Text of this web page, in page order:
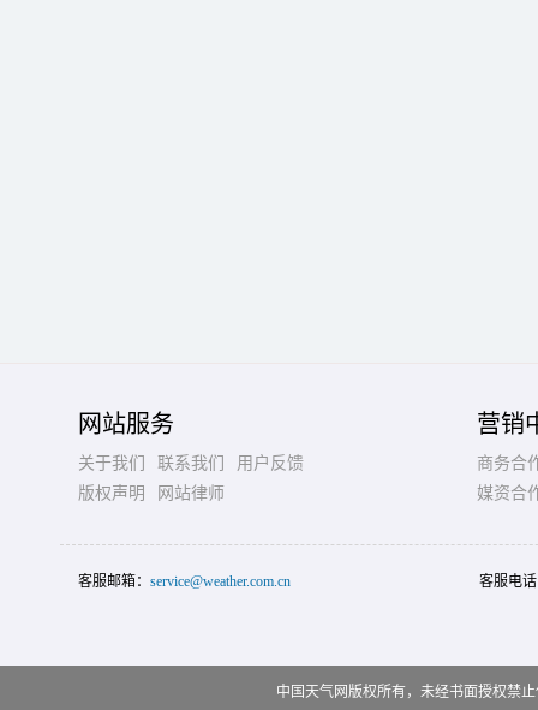
网站服务
关于我们 联系我们
用户反馈
版权声明
网站律师
营销
商务合
媒资合
客服邮箱： service@weather.com.cn 客服电
中国天气网版权所有，未经书面授权